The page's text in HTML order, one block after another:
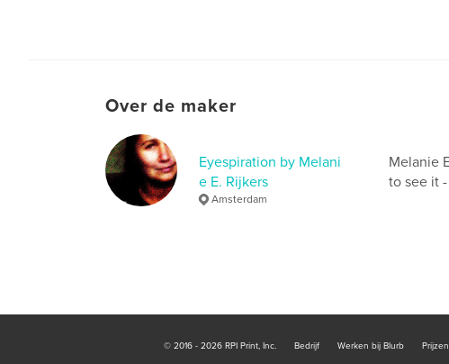
Over de maker
Eyespiration by Melani
e E. Rijkers
Amsterdam
Melanie
to see it
© 2016 - 2026 RPI Print, Inc. Bedrijf Werken bij Blurb Prijzen